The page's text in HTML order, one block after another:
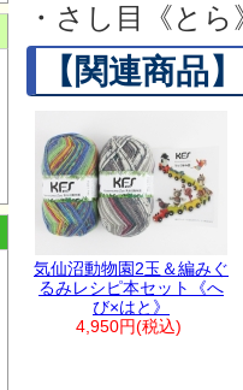
・さし目《と
【関連商品】
気仙沼動物園2玉＆編みぐ
るみレシピ本セット《へ
び×はと》
4,950円(税込)